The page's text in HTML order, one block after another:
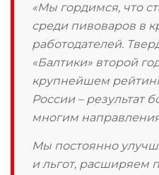
«Мы гордимся, что
среди пивоваров в
работодателей.
«Балтики» второй
крупнейшем
России – результат
многим
Мы постоянно
и льгот, расширяем